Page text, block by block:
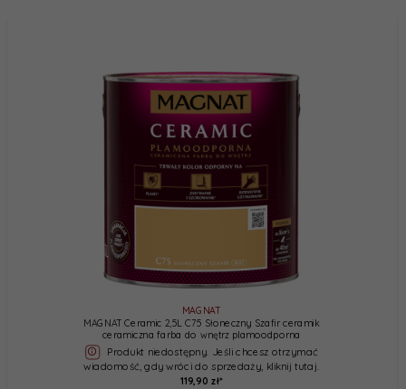
MAGNAT
MAGNAT Ceramic 2,5L C75 Słoneczny Szafir ceramik
ceramiczna farba do wnętrz plamoodporna
Produkt niedostępny. Jeśli chcesz otrzymać
wiadomość, gdy wróci do sprzedaży, kliknij tutaj.
119,90 zł*